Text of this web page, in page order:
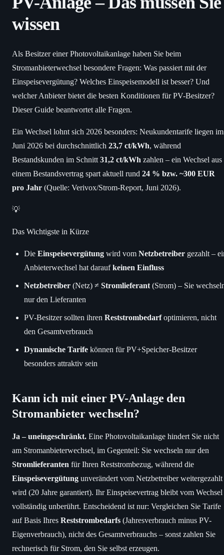
wissen
Als Besitzer einer Photovoltaikanlage haben Sie beim
Stromanbieterwechsel besondere Fragen: Was passiert mit der
Einspeisevergütung? Welches Einspeisemodell ist besser? Und
welcher Anbieter bietet die besten Konditionen für PV-Besitzer?
Dieser Guide beantwortet alle Fragen.
Ein Wechsel lohnt sich 2026 besonders: Neukundentarife liegen im
Juni 2026 bei durchschnittlich 23,7 ct/kWh, während
Bestandskunden im Schnitt 31,2 ct/kWh zahlen – ein Wechsel aus
einem Bestandsvertrag spart aktuell rund 24 % bzw. ~300 EUR
pro Jahr (Quelle: Verivox/Strom-Report, Juni 2026).
💡
Das Wichtigste in Kürze
Die Einspeisevergütung wird vom Netzbetreiber gezahlt –
Anbieterwechsel hat daraufkeinen Einfluss
Netzbetreiber (Netz) ≠ Stromlieferant (Strom) – Sie
nur den Lieferanten
PV-Besitzer sollten ihren Reststrombedarfoptimieren, nicht
den Gesamtverbrauch
Dynamische Tarife können für PV+Speicher-Besitzer
besonders attraktiv sein
Kann ich mit einer PV-Anlage den
Stromanbieter wechseln?
Ja – uneingeschränkt. Eine Photovoltaikanlage hindert Sie nicht
am Stromanbieterwechsel, im Gegenteil: Sie wechseln nur den
Stromlieferanten für Ihren Reststrombezug, während die
Einspeisevergütung unverändert vom Netzbetreiber weitergezahlt
wird (20 Jahre garantiert). Ihr Einspeisevertrag bleibt vom Wechsel
vollständig unberührt. Entscheidend ist nur: Vergleichen Sie Tarife
auf Basis Ihres Reststrombedarfs (Jahresverbrauch minus PV-
Eigenverbrauch), nicht des Gesamtverbrauchs – sonst zahlen Sie
rechnerisch für Strom, den Sie selbst erzeugen.